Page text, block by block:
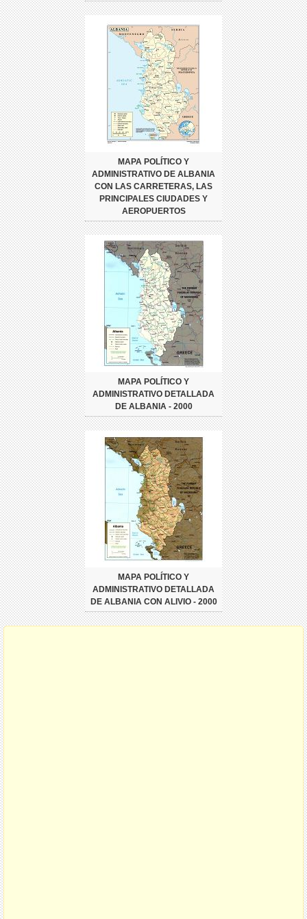
MAPA POLÍTICO Y
ADMINISTRATIVO DE ALBANIA
CON LAS CARRETERAS, LAS
PRINCIPALES CIUDADES Y
AEROPUERTOS
MAPA POLÍTICO Y
ADMINISTRATIVO DETALLADA
DE ALBANIA - 2000
MAPA POLÍTICO Y
ADMINISTRATIVO DETALLADA
DE ALBANIA CON ALIVIO - 2000